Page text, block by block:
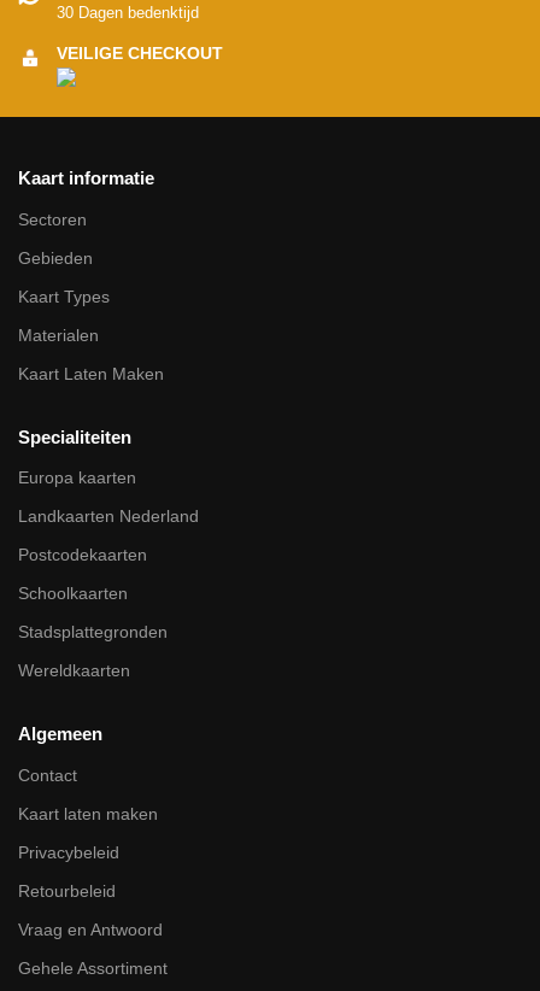
30 Dagen bedenktijd
VEILIGE CHECKOUT
Kaart informatie
Sectoren
Gebieden
Kaart Types
Materialen
Kaart Laten Maken
Specialiteiten
Europa kaarten
Landkaarten Nederland
Postcodekaarten
Schoolkaarten
Stadsplattegronden
Wereldkaarten
Algemeen
Contact
Kaart laten maken
Privacybeleid
Retourbeleid
Vraag en Antwoord
Gehele Assortiment